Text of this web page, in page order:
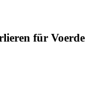
für Voerde